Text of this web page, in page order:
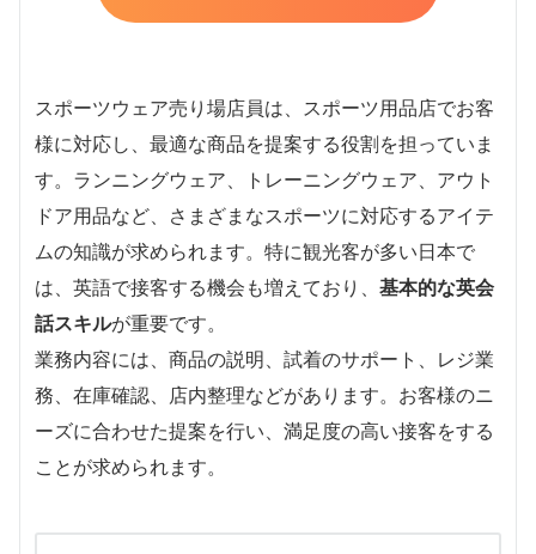
スポーツウェア売り場店員は、スポーツ用品店でお客
様に対応し、最適な商品を提案する役割を担っていま
す。ランニングウェア、トレーニングウェア、アウト
ドア用品など、さまざまなスポーツに対応するアイテ
ムの知識が求められます。特に観光客が多い日本で
は、英語で接客する機会も増えており、 基本的な英会
話スキルが重要です。
業務内容には、商品の説明、試着のサポート、レジ業
務、在庫確認、店内整理などがあります。お客様のニ
ーズに合わせた提案を行い、満足度の高い接客をする
ことが求められます。